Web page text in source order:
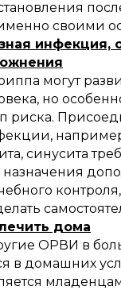
своими
инфекция,
могут
но
риска.
синусита
контроля,
дома
ОРВИ в
в домашних